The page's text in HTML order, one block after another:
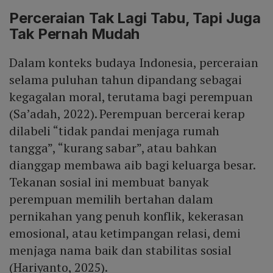
Perceraian Tak Lagi Tabu, Tapi Juga
Tak Pernah Mudah
Dalam konteks budaya Indonesia, perceraian
selama puluhan tahun dipandang sebagai
kegagalan moral, terutama bagi perempuan
(Sa’adah, 2022). Perempuan bercerai kerap
dilabeli “tidak pandai menjaga rumah
tangga”, “kurang sabar”, atau bahkan
dianggap membawa aib bagi keluarga besar.
Tekanan sosial ini membuat banyak
perempuan memilih bertahan dalam
pernikahan yang penuh konflik, kekerasan
emosional, atau ketimpangan relasi, demi
menjaga nama baik dan stabilitas sosial
(Hariyanto, 2025).